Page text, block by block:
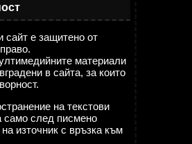
????
сайт е защитено от
материали
в сайта, за които
на текстови
само след писмено
източник с връзка към